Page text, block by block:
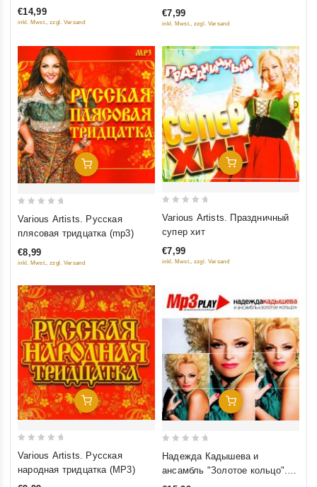
5
Светят Звезды
€14,99
inkl. Mwst., zzgl. Versand
5
€7,99
inkl. Mwst., zzgl. Versand
Добавить В Корзину
5
Various Artists. Русская
плясовая тридцатка (mp3)
€8,99
inkl. Mwst., zzgl. Versand
Добавить В Корзину
5
Various Artists. Праздничный
супер хит
€7,99
inkl. Mwst., zzgl. Versand
Добавить В Корзину
Various Artists. Русская
народная тридцатка (MP3)
Добавить В Корзину
out
Надежда Кадышева и
ансамбль "Золотое кольцо".
Музыкальная коллекция (MP3)